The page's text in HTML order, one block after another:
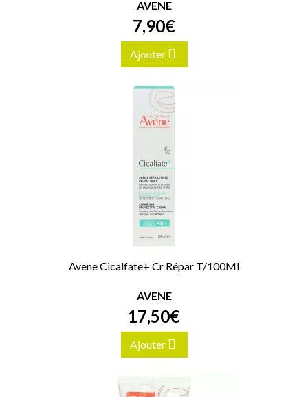
AVENE
7,90€
Ajouter
Avene Cicalfate+ Cr Répar T/100Ml
AVENE
17,50€
Ajouter